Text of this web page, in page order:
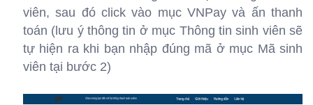
viên, sau đó click vào mục VNPay và ấn thanh
toán (lưu ý thông tin ở mục Thông tin sinh viên sẽ
tự hiện ra khi bạn nhập đúng mã ở mục Mã sinh
viên tại bước 2)